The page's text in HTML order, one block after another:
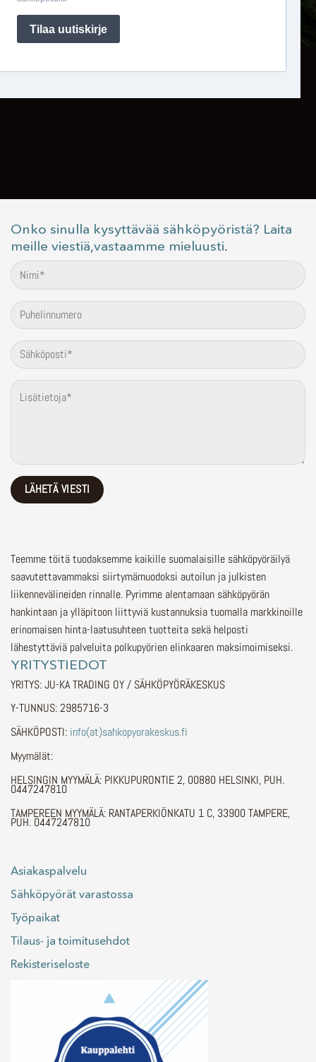
Onko sinulla kysyttävää sähköpyöristä? Laita
meille viestiä,vastaamme mieluusti.
Teemme töitä tuodaksemme kaikille suomalaisille sähköpyöräilyä
saavutettavammaksi siirtymämuodoksi autoilun ja julkisten
liikennevälineiden rinnalle. Pyrimme alentamaan sähköpyörän
hankintaan ja ylläpitoon liittyviä kustannuksia tuomalla markkinoille
erinomaisen hinta-laatusuhteen tuotteita sekä helposti
lähestyttäviä palveluita polkupyörien elinkaaren maksimoimiseksi.
YRITYSTIEDOT
YRITYS: JU-KA TRADING OY / SÄHKÖPYÖRÄKESKUS
Y-TUNNUS: 2985716-3
SÄHKÖPOSTI: info(at)sahkopyorakeskus.fi
Myymälät:
HELSINGIN MYYMÄLÄ: PIKKUPURONTIE 2, 00880 HELSINKI, PUH.
0447247810
TAMPEREEN MYYMÄLÄ: RANTAPERKIÖNKATU 1 C, 33900 TAMPERE,
PUH. 0447247810
Asiakaspalvelu
Sähköpyörät varastossa
Työpaikat
Tilaus- ja toimitusehdot
Rekisteriseloste